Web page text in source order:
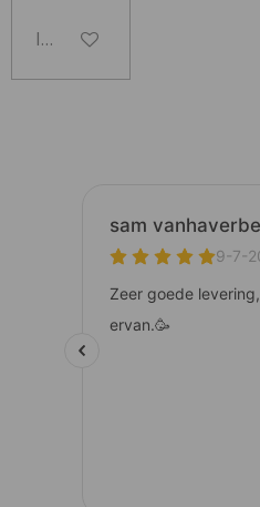
In winkelwagen